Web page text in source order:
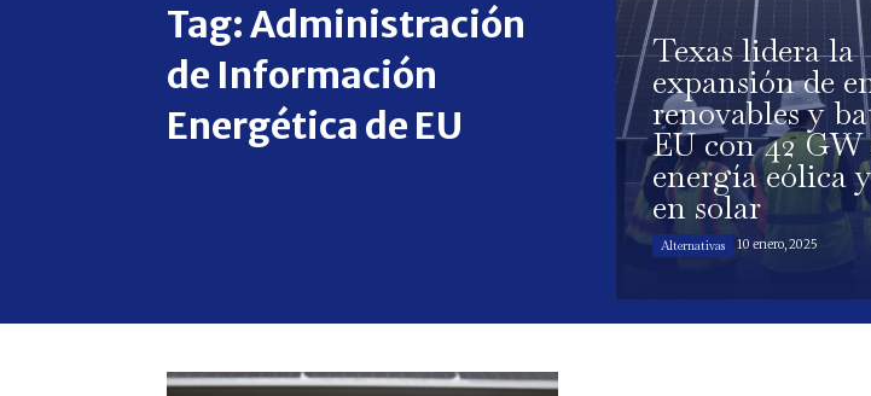
Tag:Administración
de Información
Energética de EU
Texas lidera la
expansión de
renovables y
EU con 42 GW
energía eólica
en solar
Alternativas 10 enero, 2025